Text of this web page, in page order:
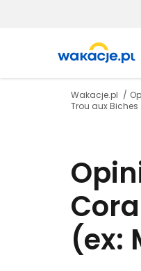
Wakacje.pl
Trou aux Biches
(ex: